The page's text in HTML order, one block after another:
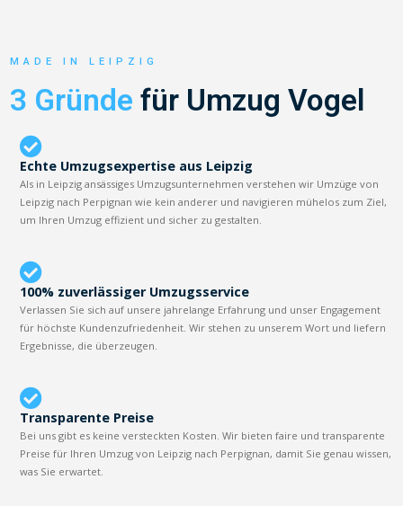
MADE IN LEIPZIG
3 Gründe für Umzug Vogel
Echte Umzugsexpertise aus Leipzig
Als in Leipzig ansässiges Umzugsunternehmen verstehen wir Umzüge von
Leipzig nach Perpignan wie kein anderer und navigieren mühelos zum Ziel,
um Ihren Umzug effizient und sicher zu gestalten.
100% zuverlässiger Umzugsservice
Verlassen Sie sich auf unsere jahrelange Erfahrung und unser Engagement
für höchste Kundenzufriedenheit. Wir stehen zu unserem Wort und liefern
Ergebnisse, die überzeugen.
Transparente Preise
Bei uns gibt es keine versteckten Kosten. Wir bieten faire und transparente
Preise für Ihren Umzug von Leipzig nach Perpignan, damit Sie genau wissen,
was Sie erwartet.